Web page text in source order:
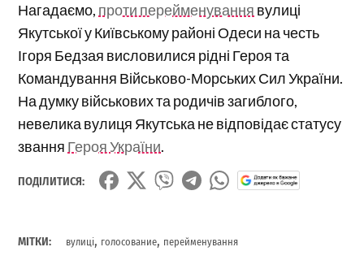
Нагадаємо, проти перейменування вулиці
Якутської у Київському районі Одеси на честь
Ігоря Бедзая висловилися рідні Героя та
Командування Військово-Морських Сил України.
На думку військових та родичів загиблого,
невелика вулиця Якутська не відповідає статусу
звання Героя України.
ПОДІЛИТИСЯ:
МІТКИ: вулиці, голосование, перейменування